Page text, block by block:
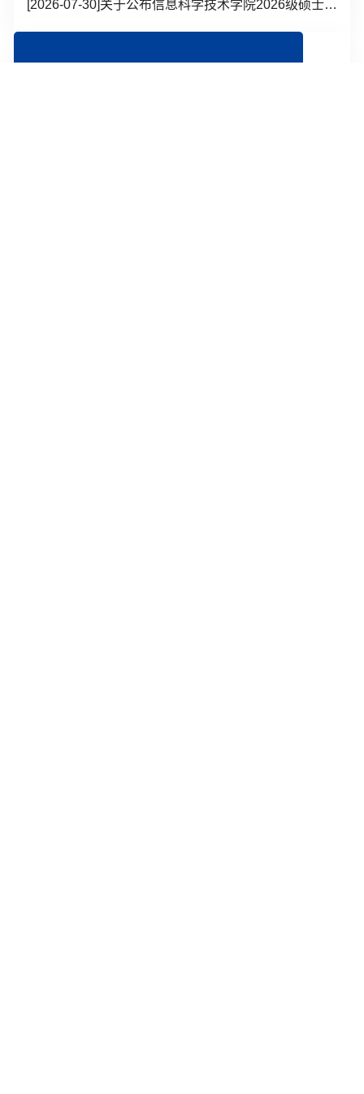
[2026-07-30]关于公布信息科学技术学院2026级硕士生学业奖学金名单的通知